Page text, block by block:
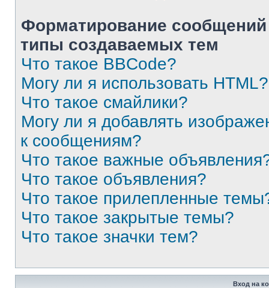
Форматирование
типы создаваемых тем
Что такое BBCode?
Могу ли я использовать HTML?
Что такое смайлики?
Могу ли я добавлять
к сообщениям?
Что такое важные
Что такое объявления?
Что такое прилепленные
Что такое закрытые темы?
Что такое значки тем?
Вход на